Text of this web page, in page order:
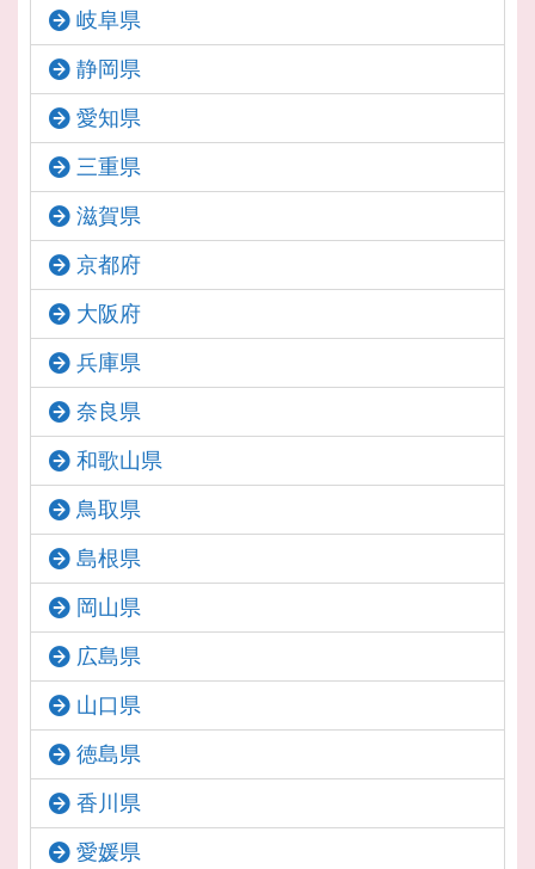
岐阜県
静岡県
愛知県
三重県
滋賀県
京都府
大阪府
兵庫県
奈良県
和歌山県
鳥取県
島根県
岡山県
広島県
山口県
徳島県
香川県
愛媛県